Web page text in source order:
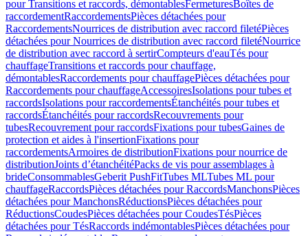
pour Transitions et raccords, démontablesFermeturesBoîtes de
raccordementRaccordementsPièces détachées pour
RaccordementsNourrices de distribution avec raccord filetéPièces
détachées pour Nourrices de distribution avec raccord filetéNourrice
de distribution avec raccord à sertirCompteurs d'eauTés pour
chauffageTransitions et raccords pour chauffage,
démontablesRaccordements pour chauffagePièces détachées pour
Raccordements pour chauffageAccessoiresIsolations pour tubes et
raccordsIsolations pour raccordementsÉtanchéités pour tubes et
raccordsÉtanchéités pour raccordsRecouvrements pour
tubesRecouvrement pour raccordsFixations pour tubesGaines de
protection et aides à l'insertionFixations pour
raccordementsArmoires de distributionFixations pour nourrice de
distributionJoints d’étanchéitéPacks de vis pour assemblages à
brideConsommablesGeberit PushFitTubes MLTubes ML pour
chauffageRaccordsPièces détachées pour RaccordsManchonsPièces
détachées pour ManchonsRéductionsPièces détachées pour
RéductionsCoudesPièces détachées pour CoudesTésPièces
détachées pour TésRaccords indémontablesPièces détachées pour